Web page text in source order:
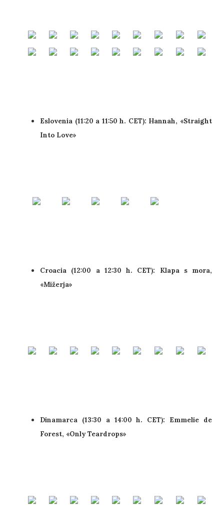
Eslovenia (11:20 a 11:50 h. CET): Hannah, «Straight
Into Love»
Croacia (12:00 a 12:30 h. CET): Klapa s mora,
«Mižerja»
Dinamarca (13:30 a 14:00 h. CET): Emmelie de
Forest, «Only Teardrops»